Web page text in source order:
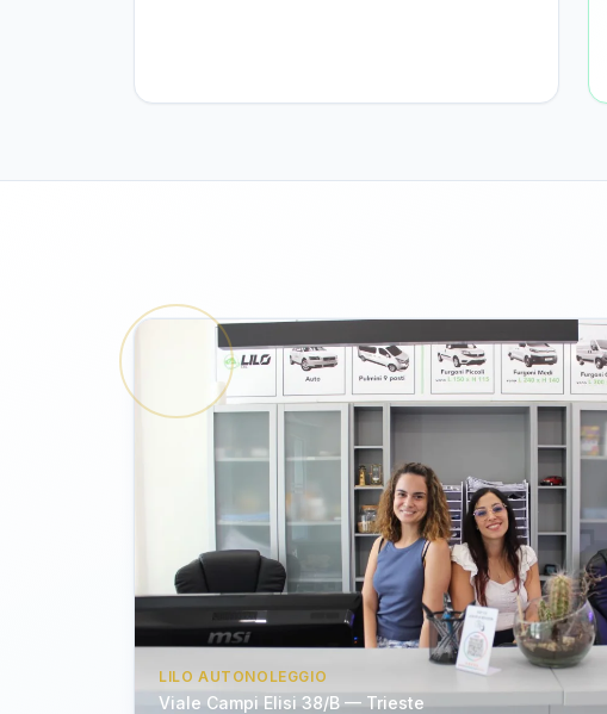
LILO AUTONOLEGGIO
Viale Campi Elisi 38/B — Trieste